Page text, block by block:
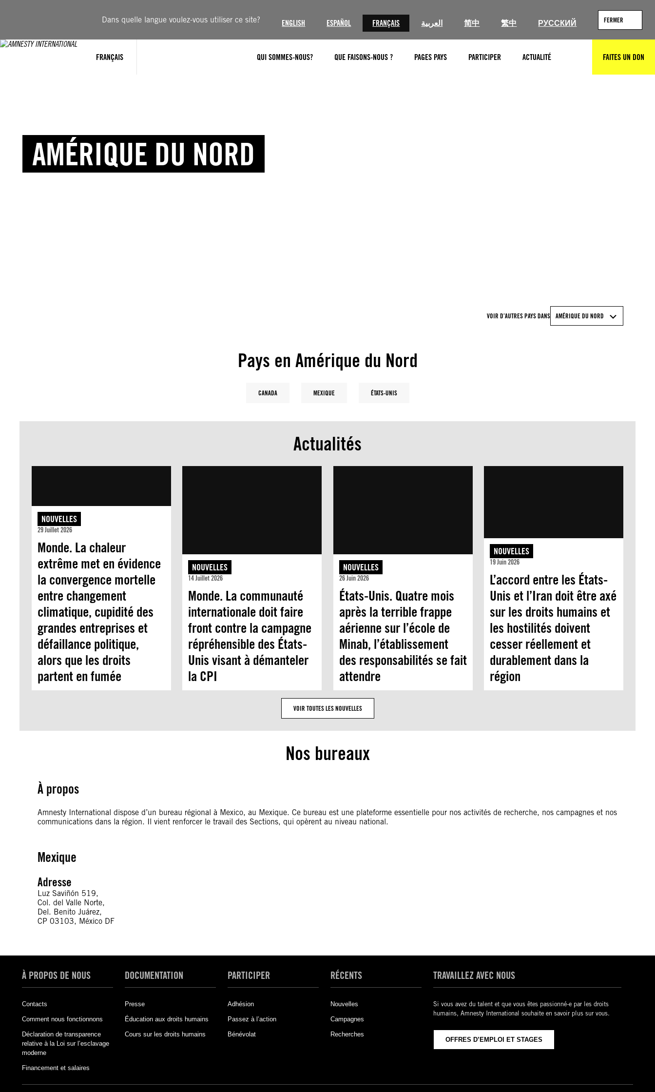
Dans quelle langue voulez-vous utiliser ce site? ENGLISH ESPAÑOL FRANÇAIS العربية 简中 繁中 РУССКИЙ FERMER
FRANÇAIS QUI SOMMES-NOUS? QUE FAISONS-NOUS ? PAGES PAYS PARTICIPER ACTUALITÉ RECHERCHERFAITES UN DON
AMÉRIQUE DU NORD
VOIR D’AUTRES PAYS DANS AMÉRIQUE DU NORD
Pays en Amérique du Nord
CANADA MEXIQUE ÉTATS-UNIS
Actualités
NOUVELLES
29 Juillet 2026
Monde. La chaleur
extrême met en évidence
la convergence mortelle
entre changement
climatique, cupidité des
grandes entreprises et
défaillance politique,
alors que les droits
partent en fumée
NOUVELLES
14 Juillet 2026
Monde. La communauté
internationale doit faire
front contre la campagne
répréhensible des États-
Unis visant à démanteler
la CPI
NOUVELLES
26 Juin 2026
États-Unis. Quatre mois
après la terrible frappe
aérienne sur l’école de
Minab, l’établissement
des responsabilités se fait
attendre
NOUVELLES
19 Juin 2026
L’accord entre les États-
Unis et l’Iran doit être axé
sur les droits humains et
les hostilités doivent
cesser réellement et
durablement dans la
région
VOIR TOUTES LES NOUVELLES
Nos bureaux
À propos
Amnesty International dispose d’un bureau régional à Mexico, au Mexique. Ce bureau est une plateforme essentielle pour nos activités de recherche, nos campagnes et nos
communications dans la région. Il vient renforcer le travail des Sections, qui opèrent au niveau national.
Mexique
Adresse
Luz Saviñón 519,
Col. del Valle Norte,
Del. Benito Juárez,
CP 03103, México DF
À PROPOS DE NOUS
Contacts
Comment nous fonctionnons
Déclaration de transparence
relative à la Loi sur l’esclavage
moderne
Financement et salaires
DOCUMENTATION
Presse
Éducation aux droits humains
Cours sur les droits humains
PARTICIPER
Adhésion
Passez à l’action
Bénévolat
RÉCENTS
Nouvelles
Campagnes
Recherches
TRAVAILLEZ AVEC NOUS
Si vous avez du talent et que vous êtes passionné-e par les droits
humains, Amnesty International souhaite en savoir plus sur vous.
OFFRES D’EMPLOI ET STAGES